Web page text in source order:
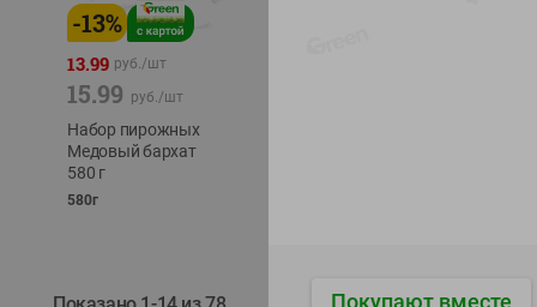
-13%
13.99 руб./шт
15.99 руб./шт
Набор пирожных
Медовый бархат
580 г
580г
Покупают вместе